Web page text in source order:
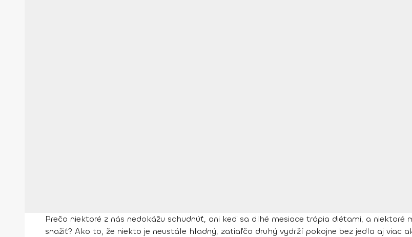
Prečo niektoré z nás nedokážu schudnúť, ani keď sa dlhé mesiace trápia diétami, a
snažiť? Ako to, že niekto je neustále hladný, zatiaľčo druhý vydrží pokojne bez jedla aj viac